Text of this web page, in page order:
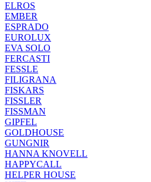
ELROS
EMBER
ESPRADO
EUROLUX
EVA SOLO
FERCASTI
FESSLE
FILIGRANA
FISKARS
FISSLER
FISSMAN
GIPFEL
GOLDHOUSE
GUNGNIR
HANNA KNOVELL
HAPPYCALL
HELPER HOUSE